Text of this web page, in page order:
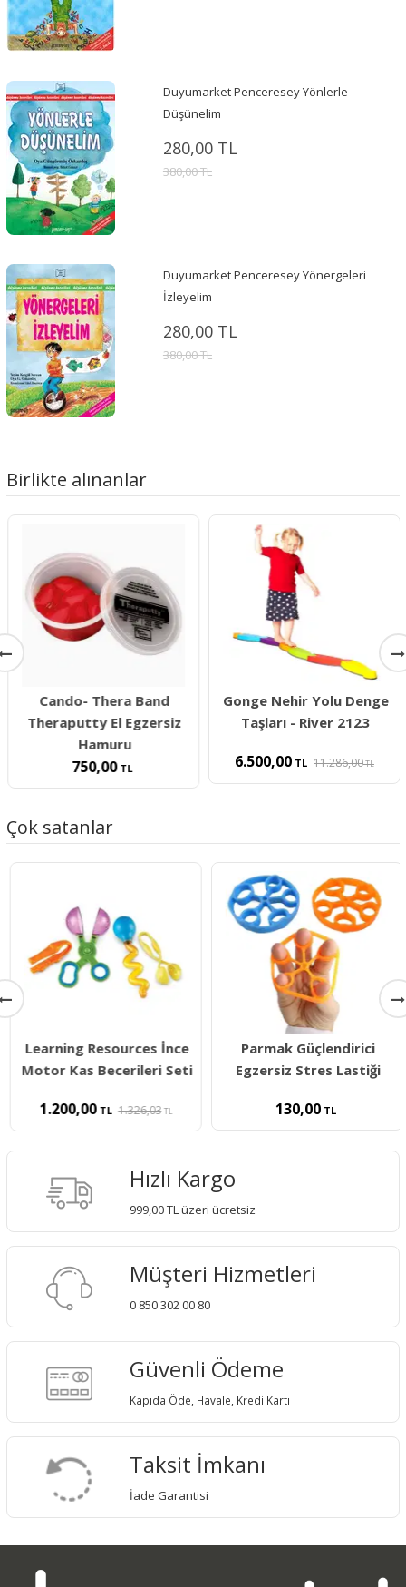
Duyumarket Penceresey Yönlerle
Düşünelim
280,00 TL
380,00 TL
Duyumarket Penceresey Yönergeleri
İzleyelim
280,00 TL
380,00 TL
Birlikte alınanlar
Cando- Thera Band
Theraputty El Egzersiz
Hamuru
750,00TL
Gonge Nehir Yolu Denge
Taşları - River 2123
6.500,00TL 11.286,00TL
Çok satanlar
Learning Resources İnce
Motor Kas Becerileri Seti
1.200,00TL 1.326,03TL
Parmak Güçlendirici
Egzersiz Stres Lastiği
130,00TL
Hızlı Kargo
999,00 TL üzeri ücretsiz
Müşteri Hizmetleri
0 850 302 00 80
Güvenli Ödeme
Kapıda Öde, Havale, Kredi Kartı
Taksit İmkanı
İade Garantisi